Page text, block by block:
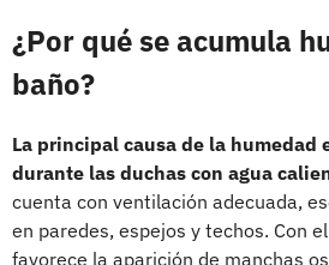
¿Por qué se acumula
baño?
La principal causa de la humedad
durante las duchas con agua
cuenta con ventilación adecuada,
en paredes, espejos y techos. Con
favorece la aparición de manchas